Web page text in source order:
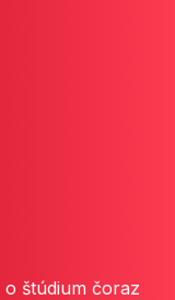
o štúdium čoraz